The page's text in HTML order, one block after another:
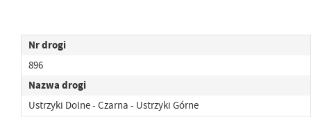
Nr drogi
896
Nazwa drogi
Ustrzyki Dolne - Czarna - Ustrzyki Górne